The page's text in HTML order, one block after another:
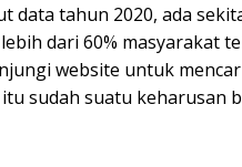
data tahun 2020, ada
dari 60% masyarakat
website untuk
sudah suatu keharusan